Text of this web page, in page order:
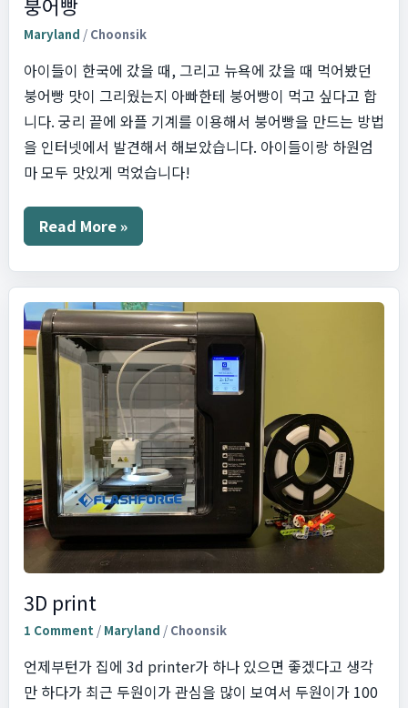
Maryland / Choonsik
아이들이 한국에 갔을 때, 그리고 뉴욕에 갔을 때 먹어봤던
붕어빵 맛이 그리웠는지 아빠한테 붕어빵이 먹고 싶다고 합
니다. 궁리 끝에 와플 기계를 이용해서 붕어빵을 만드는 방법
을 인터넷에서 발견해서 해보았습니다. 아이들이랑 하원엄
마 모두 맛있게 먹었습니다!
붕
어
Read More »
3D print
1 Comment / Maryland / Choonsik
언제부턴가 집에 3d printer가 하나 있으면 좋겠다고 생각
만 하다가 최근 두원이가 관심을 많이 보여서 두원이가 100